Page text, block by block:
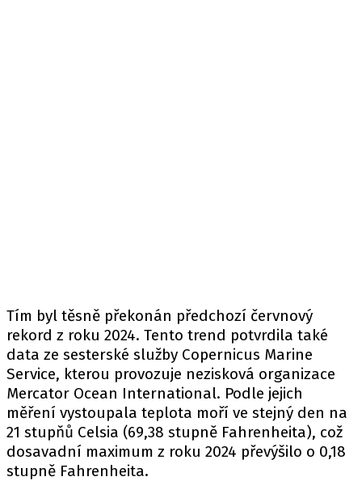
Tím byl těsně překonán předchozí červnový
rekord z roku 2024. Tento trend potvrdila také
data ze sesterské služby Copernicus Marine
Service, kterou provozuje nezisková organizace
Mercator Ocean International. Podle jejich
měření vystoupala teplota moří ve stejný den na
21 stupňů Celsia (69,38 stupně Fahrenheita), což
dosavadní maximum z roku 2024 převýšilo o 0,18
stupně Fahrenheita.